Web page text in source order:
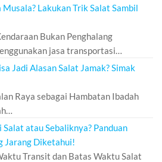
Lakukan Trik Salat Sambil
Bukan Penghalang
jasa transportasi…
Jadi Alasan Salat Jamak? Simak
Raya sebagai Hambatan Ibadah
atau Sebaliknya? Panduan
Jarang Diketahui!
Transit dan Batas Waktu Salat